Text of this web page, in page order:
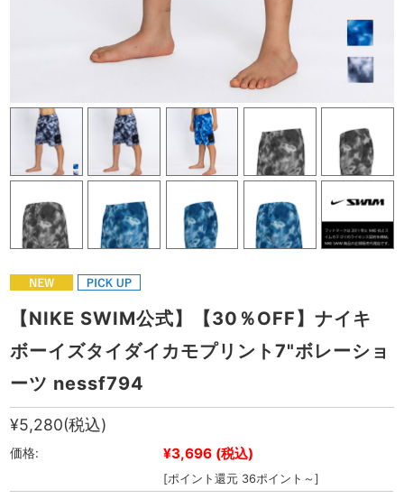
【NIKE SWIM公式】【30％OFF】ナイキ
ボーイズタイダイカモプリント7"ボレーショ
ーツ nessf794
¥5,280(税込)
価格: ¥3,696 (税込)
[ポイント還元 36ポイント～]